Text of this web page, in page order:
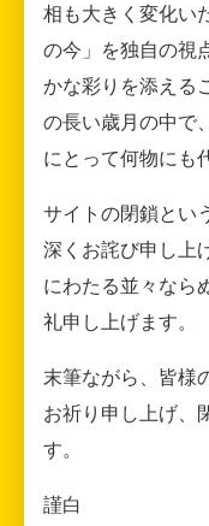
相も大きく変化い
の今」を独自の視
かな彩りを添える
の長い歳月の中で
にとって何物にも
サイトの閉鎖とい
深くお詫び申し上
にわたる並々なら
礼申し上げます。
末筆ながら、皆様
お祈り申し上げ、
す。
謹白